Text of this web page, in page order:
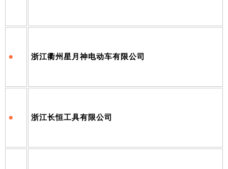
• 浙江衢州星月神电动车有限公司
• 浙江长恒工具有限公司